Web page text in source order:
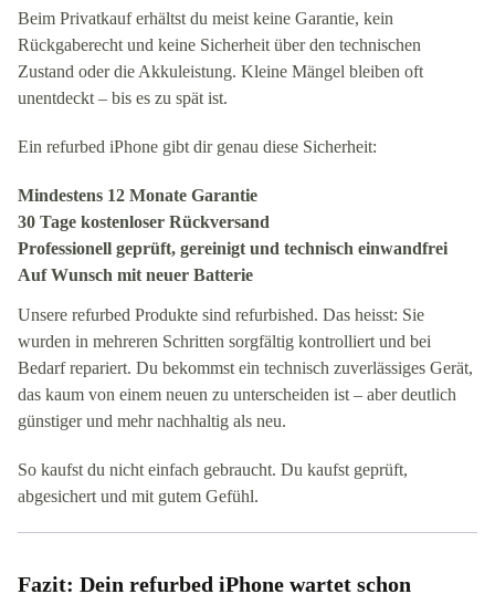
Beim Privatkauf erhältst du meist keine Garantie, kein
Rückgaberecht und keine Sicherheit über den technischen
Zustand oder die Akkuleistung. Kleine Mängel bleiben oft
unentdeckt – bis es zu spät ist.
Ein refurbed iPhone gibt dir genau diese Sicherheit:
Mindestens 12 Monate Garantie
30 Tage kostenloser Rückversand
Professionell geprüft, gereinigt und technisch einwandfrei
Auf Wunsch mit neuer Batterie
Unsere refurbed Produkte sind refurbished. Das heisst: Sie
wurden in mehreren Schritten sorgfältig kontrolliert und bei
Bedarf repariert. Du bekommst ein technisch zuverlässiges Gerät,
das kaum von einem neuen zu unterscheiden ist – aber deutlich
günstiger und mehr nachhaltig als neu.
So kaufst du nicht einfach gebraucht. Du kaufst geprüft,
abgesichert und mit gutem Gefühl.
Fazit: Dein refurbed iPhone wartet schon